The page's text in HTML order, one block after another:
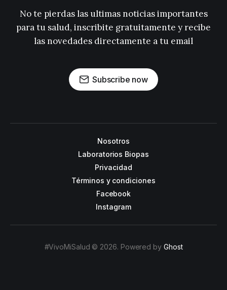
No te pierdas las ultimas noticias importantes
para tu salud, inscribite gratuitamente y recibe
las novedades directamente a tu email
Subscribe now
Nosotros
Laboratorios Biopas
Privacidad
Términos y condiciones
Facebook
Instagram
#VivoMiSalud © 2026. Powered by Ghost